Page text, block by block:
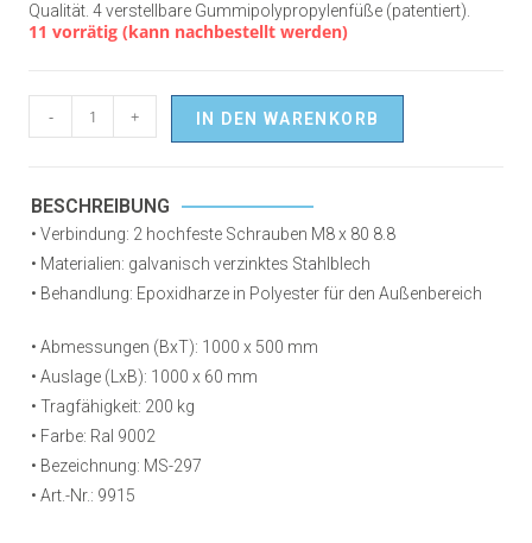
Qualität. 4 verstellbare Gummipolypropylenfüße (patentiert).
11 vorrätig (kann nachbestellt werden)
- + IN DEN WARENKORB
BESCHREIBUNG
• Verbindung: 2 hochfeste Schrauben M8 x 80 8.8
• Materialien: galvanisch verzinktes Stahlblech
• Behandlung: Epoxidharze in Polyester für den Außenbereich
• Abmessungen (BxT): 1000 x 500 mm
• Auslage (LxB): 1000 x 60 mm
• Tragfähigkeit: 200 kg
• Farbe: Ral 9002
• Bezeichnung: MS-297
• Art.-Nr.: 9915